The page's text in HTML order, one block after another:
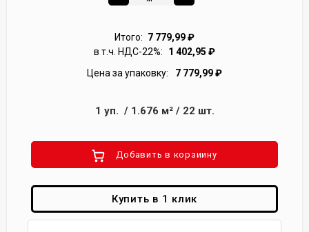
Итого: 7 779,99₽
в т.ч. НДС-22%:
1 402,95 ₽
Цена за упаковку:
7 779,99₽
1 уп. / 1.676 м²/ 22 шт.
Добавить в корзиину
Купить в 1 клик